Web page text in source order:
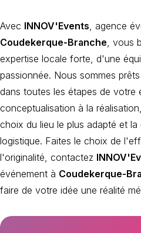
Avec INNOV'Events, agence
Coudekerque-Branche, vous
expertise locale forte, d'une
passionnée. Nous sommes
dans toutes les étapes de votre
conceptualisation à la
choix du lieu le plus adapté et la
logistique. Faites le choix de
l'originalité, contactez
événement à Coudekerque-
faire de votre idée une réalité